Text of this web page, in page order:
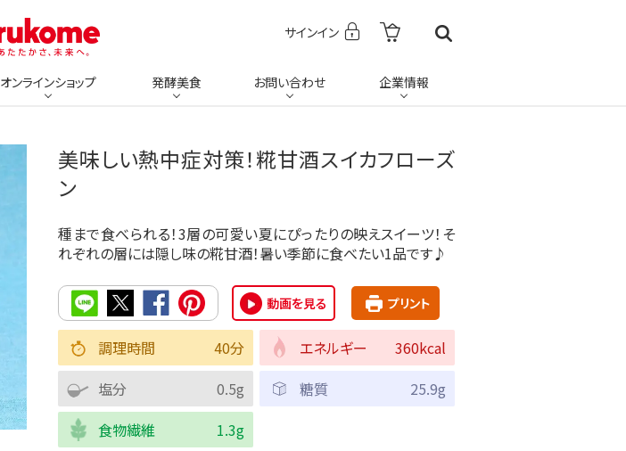
サインイン
オンラインショップ 発酵美食 お問い合わせ 企業情報
美味しい熱中症対策！糀甘酒スイカフローズ
ン
種まで食べられる！3層の可愛い夏にぴったりの映えスイーツ！そ
れぞれの層には隠し味の糀甘酒！暑い季節に食べたい1品です♪
動画を見る プリント
調理時間 40分 エネルギー
360kcal
塩分
0.5g 糖質
25.9g
食物繊維
1.3g